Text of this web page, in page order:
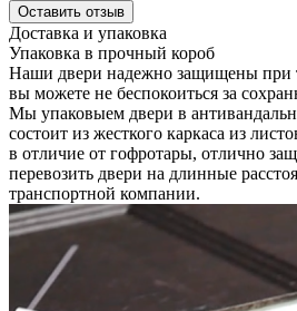
Оставить отзыв
Доставка и упаковка
Упаковка в прочный короб
Наши двери надежно защищены при
вы можете не беспокоиться за
Мы упаковыем двери в
состоит из жесткого каркаса из
в отличие от гофротары, отлично
перевозить двери на длинные
транспортной компании.